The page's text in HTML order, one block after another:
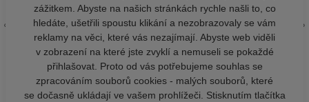
zážitkem. Abyste na našich stránkách rychle našli to, co
hledáte, ušetřili spoustu klikání a nezobrazovaly se vám
reklamy na věci, které vás nezajímají. Abyste web viděli
v zobrazení na které jste zvyklí a nemuseli se pokaždé
přihlašovat. Proto od vás potřebujeme souhlas se
zpracováním souborů cookies - malých souborů, které
se dočasně ukládají ve vašem prohlížeči. Stisknutím tlačítka